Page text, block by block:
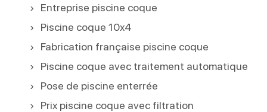
Entreprise piscine coque
Piscine coque 10x4
Fabrication française piscine coque
Piscine coque avec traitement automatique
Pose de piscine enterrée
Prix piscine coque avec filtration